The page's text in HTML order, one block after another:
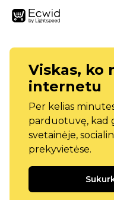
Viskas, ko
internetu
Per kelias
parduotuvę, kad
svetainėje,
prekyvietėse.